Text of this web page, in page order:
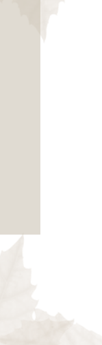
les
un
que